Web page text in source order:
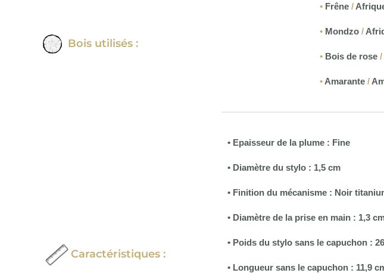
Bois utilisés :
• Frêne /
• Mondzo /
• Bois de rose /
• Amarante /
Caractéristiques :
• Epaisseur de la plume : Fine
• Diamètre du stylo : 1,5 cm
• Finition du mécanisme : Noir
• Diamètre de la prise en main : 1,3
• Poids du stylo sans le capuchon :
• Longueur sans le capuchon : 11,9